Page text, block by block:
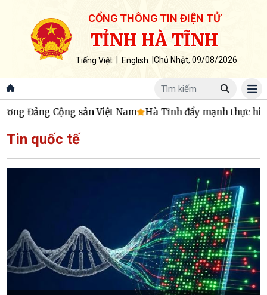
CỔNG THÔNG TIN ĐIỆN TỬ
TỈNH HÀ TĨNH
Tiếng Việt English Chủ Nhật, 09/08/2026
Cộng sản Việt Nam Hà Tĩnh đẩy mạnh thực hiện
Tin quốc tế